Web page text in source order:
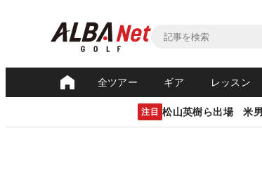
全ツアー ギア レッスン
注目 松山英樹ら出場 米